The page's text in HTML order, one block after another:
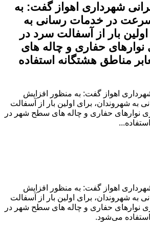
شهرداری اهواز گفت: به
در خدمات رسانی به
بار از آسفالت سرد در
حفاری و چاله های
مناطق هشتگانه استفاده
اهواز گفت: به منظور افزایش
شهروندان، برای اولین بار از آسفالت
نوارهای حفاری و چاله های سطح شهر در
اهواز گفت: به منظور افزایش
شهروندان، برای اولین بار از آسفالت
نوارهای حفاری و چاله های سطح شهر در
می‌شود.